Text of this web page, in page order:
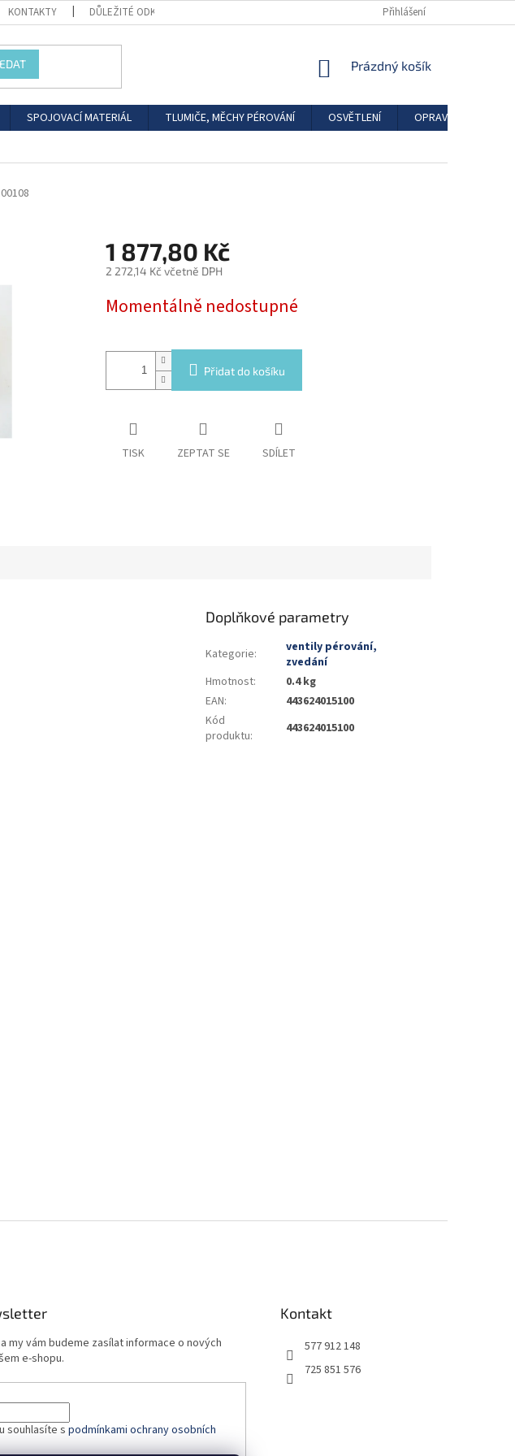
KONTAKTY DŮLEŽITÉ ODKAZY Přihlášení
NÁKUPNÍ
Prázdný košík
SPOJOVACÍ MATERIÁL TLUMIČE, MĚCHY PÉROVÁNÍ OSVĚTLENÍ
OPRAVÁRENSKÉ
1 877,80 Kč
2 272,14 Kč včetně DPH
cena:
Momentálně nedostupné
Přidat do košíku
TISK ZEPTAT SE SDÍLET
Doplňkové parametry
Kategorie:
ventily pérování,
zvedání
Hmotnost:
0.4 kg
EAN:
443624015100
Kód
produktu: 443624015100
my vám budeme zasílat informace o nových
e-shopu.
souhlasíte spodmínkami ochrany osobních
Kontakt
577 912 148
725 851 576